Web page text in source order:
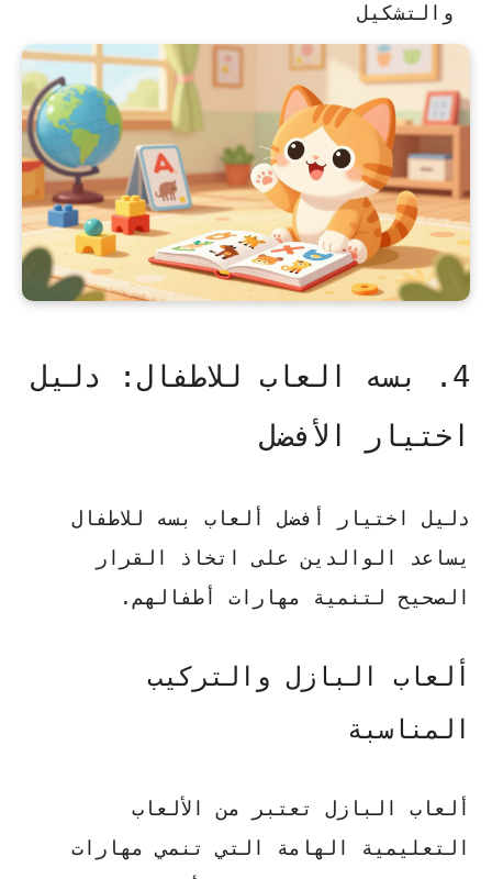
والتشكيل
4. بسه العاب للاطفال: دليل
اختيار الأفضل
دليل اختيار أفضل ألعاب بسه للاطفال
يساعد الوالدين على اتخاذ القرار
الصحيح لتنمية مهارات أطفالهم.
ألعاب البازل والتركيب
المناسبة
ألعاب البازل تعتبر من الألعاب
التعليمية الهامة التي تنمي مهارات